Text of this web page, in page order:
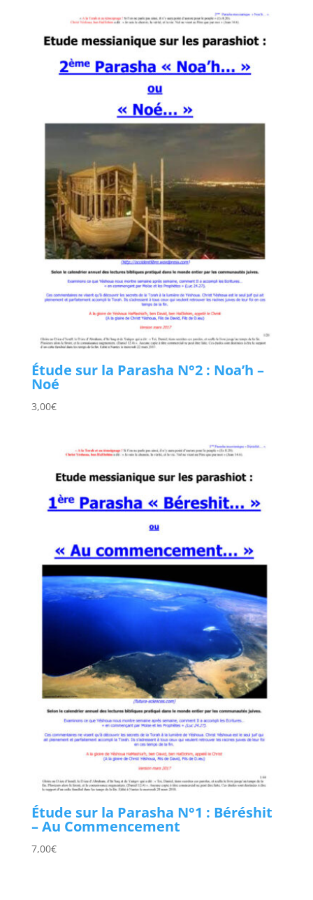
Étude sur la Parasha N°2 : Noa’h –
Noé
3,00€
Étude sur la Parasha N°1 : Béréshit
– Au Commencement
7,00€